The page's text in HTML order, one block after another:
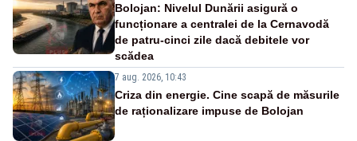
Bolojan: Nivelul Dunării asigură o
funcționare a centralei de la Cernavodă
de patru-cinci zile dacă debitele vor
scădea
7 aug. 2026, 10:43
Criza din energie. Cine scapă de măsurile
de raționalizare impuse de Bolojan